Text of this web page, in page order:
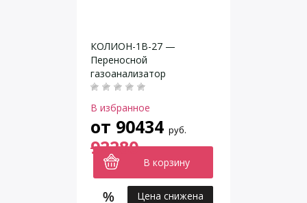
КОЛИОН-1В-27 —
Переносной
газоанализатор
В избранное
от 90434 руб.
92280
В корзину
Цена снижена